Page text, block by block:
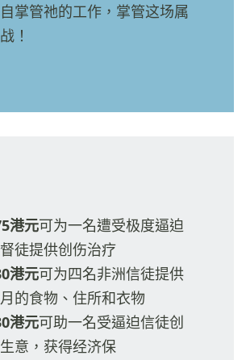
掌管祂的工作，掌管这场属
！
港元可为一名遭受极度逼迫
徒提供创伤治疗
港元可为四名非洲信徒提供
的食物、住所和衣物
港元可助一名受逼迫信徒创
意，获得经济保